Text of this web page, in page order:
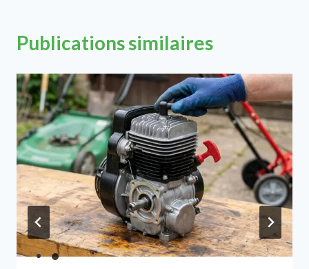
Publications similaires